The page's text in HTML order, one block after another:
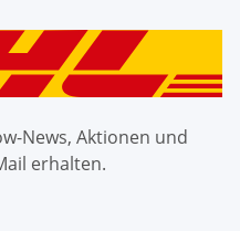
News, Aktionen und
erhalten.